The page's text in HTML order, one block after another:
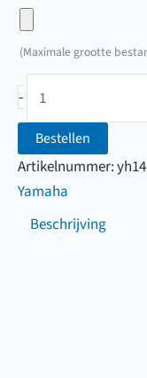
van
uw
sleutel
foto
van
uw
sleutel
(Maximale grootte
-
motorsleutel
(3801
t/m
3850)
Bestellen
Artikelnummer:yh14
Yamaha
Beschrijving